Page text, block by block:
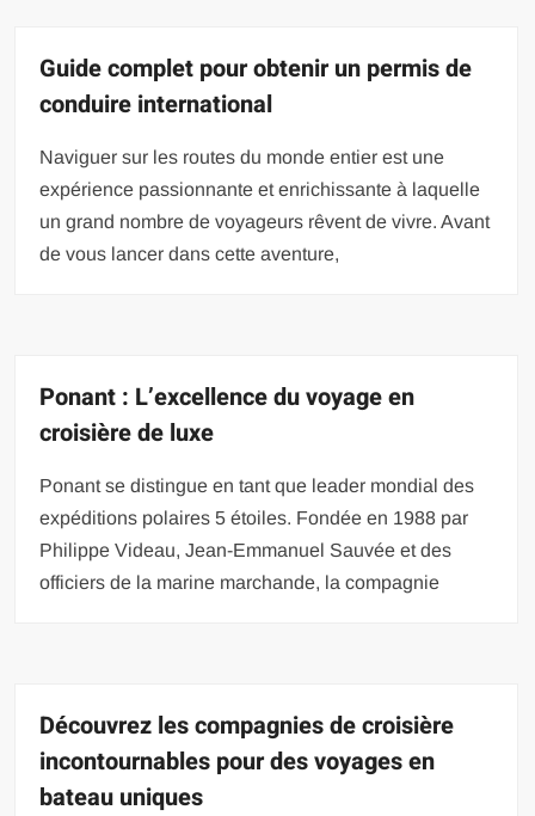
Guide complet pour obtenir un permis de
conduire international
Naviguer sur les routes du monde entier est une
expérience passionnante et enrichissante à laquelle
un grand nombre de voyageurs rêvent de vivre. Avant
de vous lancer dans cette aventure,
Ponant : L’excellence du voyage en
croisière de luxe
Ponant se distingue en tant que leader mondial des
expéditions polaires 5 étoiles. Fondée en 1988 par
Philippe Videau, Jean-Emmanuel Sauvée et des
officiers de la marine marchande, la compagnie
Découvrez les compagnies de croisière
incontournables pour des voyages en
bateau uniques